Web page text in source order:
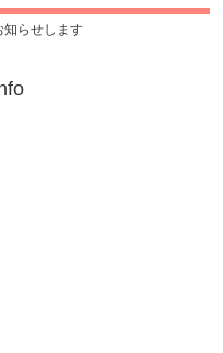
知らせします